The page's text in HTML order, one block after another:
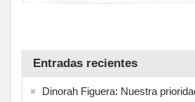
Entradas recientes
Dinorah Figuera: Nuestra